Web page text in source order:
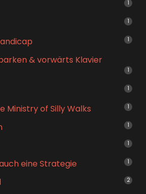
1
1
1
& vorwärts Klavier
1
1
Ministry of Silly Walks 1
1
1
eine Strategie 1
2